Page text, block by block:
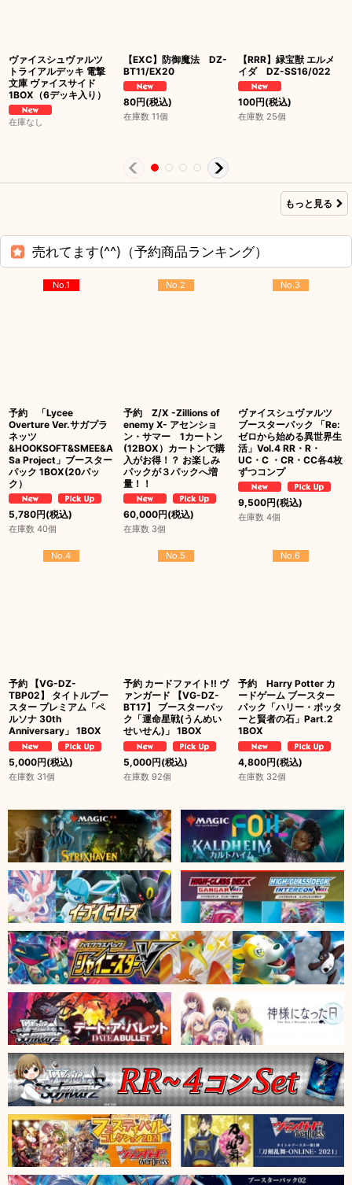
ヴァイスシュヴァルツ
トライアルデッキ 電撃
文庫 ヴァイスサイド
1BOX（6デッキ入り）
在庫なし
【EXC】防御魔法 DZ-
BT11/EX20
80円(税込)
在庫数 11個
【RRR】緑宝獣 エルメ
イダ DZ-SS16/022
100円(税込)
在庫数 25個
もっと見る
売れてます(^^)（予約商品ランキング）
No.1
予約 「Lycee
Overture Ver.サガプラ
ネッツ
&HOOKSOFT&SMEE&A
Sa Project」ブースター
パック 1BOX(20パッ
ク）
5,780円(税込)
在庫数 40個
No.2
予約 Z/X -Zillions of
enemy X- アセンショ
ン・サマー 1カートン
(12BOX）カートンで購
入がお得！？ お楽しみ
パックが３パックへ増
量！！
60,000円(税込)
在庫数 3個
No.3
ヴァイスシュヴァルツ
ブースターパック 「Re:
ゼロから始める異世界生
活」Vol.4 RR・R・
UC・C ・CR・CC各4枚
ずつコンプ
9,500円(税込)
在庫数 4個
No.4
予約 【VG-DZ-
TBP02】 タイトルブー
スター プレミアム「ペ
ルソナ 30th
Anniversary」 1BOX
5,000円(税込)
在庫数 31個
No.5
予約 カードファイト!! ヴ
ァンガード 【VG-DZ-
BT17】 ブースターパッ
ク「運命星戦(うんめい
せいせん)」 1BOX
5,000円(税込)
在庫数 92個
No.6
予約 Harry Potter カ
ードゲーム ブースター
パック「ハリー・ポッタ
ーと賢者の石」Part.2
1BOX
4,800円(税込)
在庫数 32個